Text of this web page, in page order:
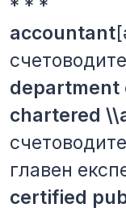
* * *
accountant
department
chartered
главен
certified